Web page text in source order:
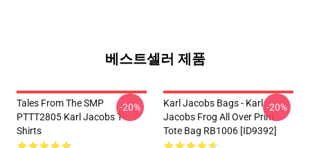
베스트셀러 제품
Tales From The SMP
PTTT2805 Karl Jacobs T-
Shirts
-20%
Karl Jacobs Bags - Karl
Jacobs Frog All Over Print
Tote Bag RB1006 [ID9392]
-20%